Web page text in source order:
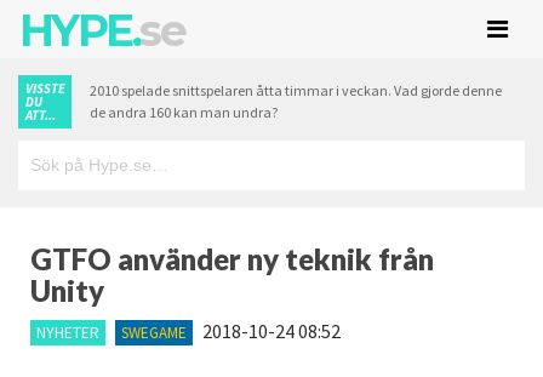
HYPE.se
VISSTE
DU
ATT...
2010 spelade snittspelaren åtta timmar i veckan. Vad gjorde denne
de andra 160 kan man undra?
GTFO använder ny teknik från
Unity
NYHETER SWEGAME 2018-10-24 08:52